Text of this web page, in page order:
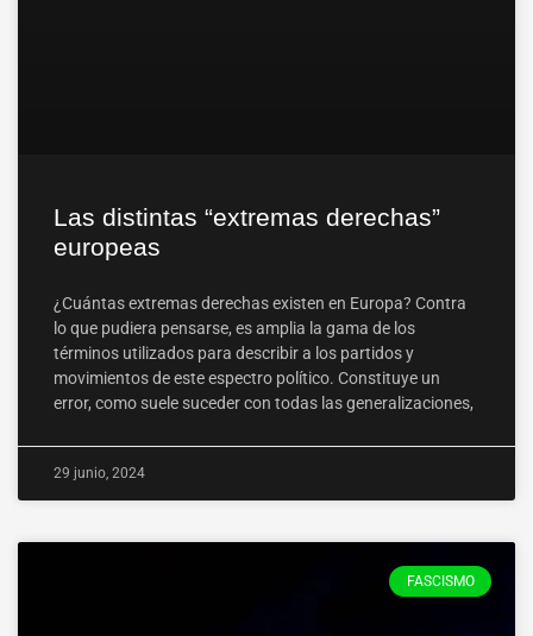
Las distintas “extremas derechas”
europeas
¿Cuántas extremas derechas existen en Europa? Contra
lo que pudiera pensarse, es amplia la gama de los
términos utilizados para describir a los partidos y
movimientos de este espectro político. Constituye un
error, como suele suceder con todas las generalizaciones,
29 junio, 2024
FASCISMO